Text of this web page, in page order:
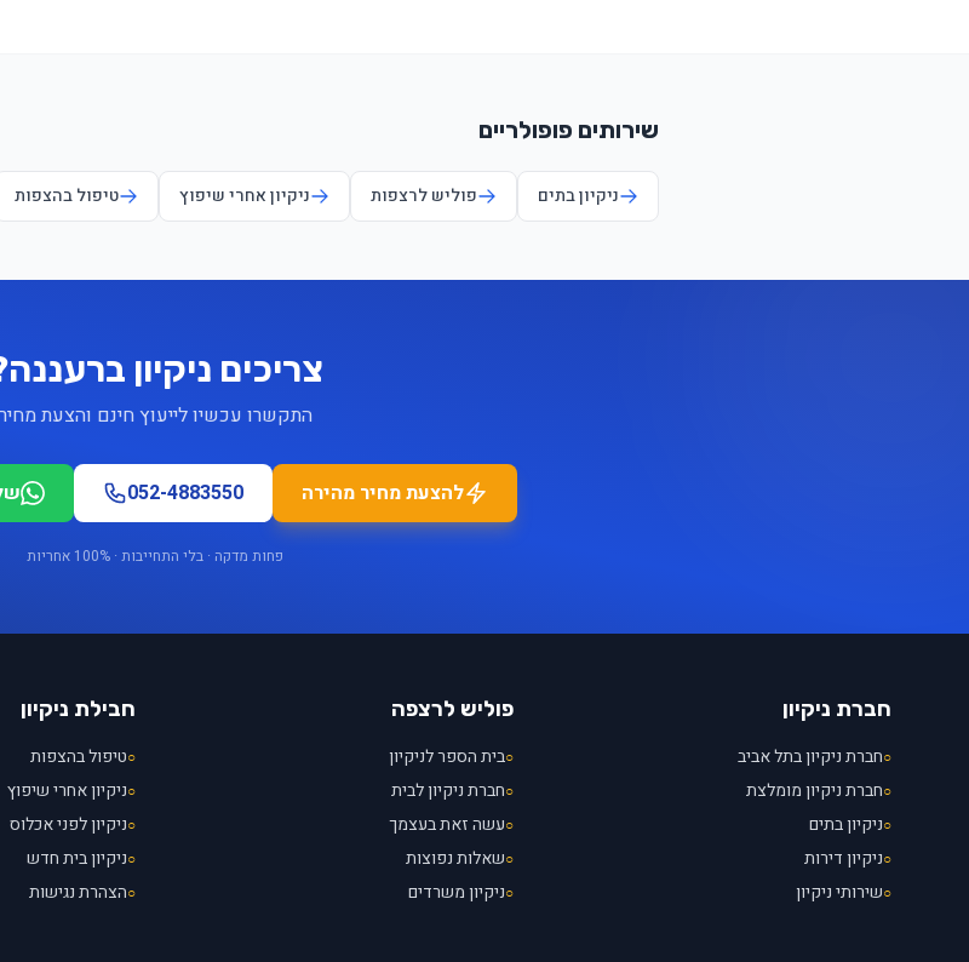
שירותים פופולריים
ניקיון בתים פוליש לרצפות ניקיון אחרי שיפוץ טיפול בהצפות
צריכים ניקיון
התקשרו עכשיו לייעוץ חינם והצעת מחיר
להצעת מחיר מהירה 052-4883550
פחות מדקה · בלי התחייבות · 100% אחריות
חברת ניקיון
○חברת ניקיון בתל אביב
○חברת ניקיון מומלצת
○ניקיון בתים
○ניקיון דירות
○שירותי ניקיון
פוליש לרצפה
○בית הספר לניקיון
○חברת ניקיון לבית
○עשה זאת בעצמך
○שאלות נפוצות
○ניקיון משרדים
חבילת ניקיון
○טיפול בהצפות
○ניקיון אחרי שיפוץ
○ניקיון לפני אכלוס
○ניקיון בית חדש
○הצהרת נגישות